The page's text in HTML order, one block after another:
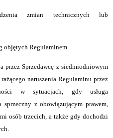
zmian technicznych lub
objętych Regulaminem.
przez Sprzedawcę z siedmiodniowym
naruszenia Regulaminu przez
w sytuacjach, gdy usługa
z obowiązującym prawem,
osób trzecich, a także gdy dochodzi